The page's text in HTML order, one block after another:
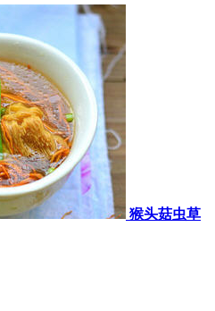
猴头菇虫草